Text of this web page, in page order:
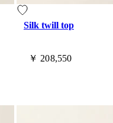
Silk twill top
￥ 208,550